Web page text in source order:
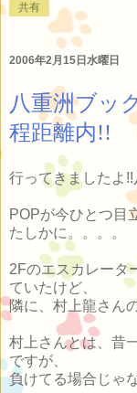
共有
2006年2月15日水曜日
八重洲ブッ
程距離内!!
行ってきましたよ!!
POPが今ひとつ目
たしかに。。。。
2Fのエスカレータ
ていたけど、
隣に、村上龍さん
村上さんとは、昔
ですが、
負けてる場合じゃ